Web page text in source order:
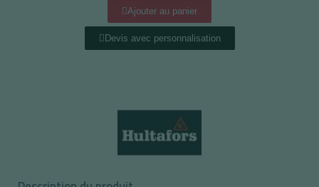
Ajouter au panier
Devis avec personnalisation